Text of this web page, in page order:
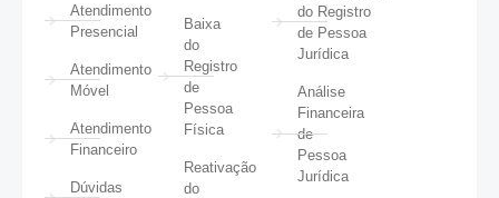
Atendimento
Presencial
Atendimento
Móvel
Atendimento
Financeiro
Dúvidas
Baixa
do
Registro
de
Pessoa
Física
Reativação
do
do Registro
de Pessoa
Jurídica
Análise
Financeira
de
Pessoa
Jurídica